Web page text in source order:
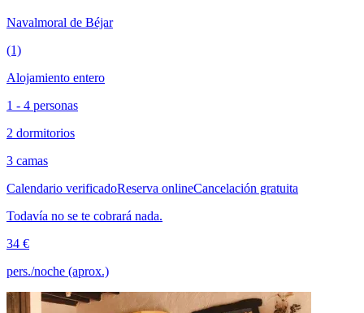
Navalmoral de Béjar
(1)
Alojamiento entero
1 - 4 personas
2 dormitorios
3 camas
Calendario verificadoReserva onlineCancelación gratuita
Todavía no se te cobrará nada.
34 €
pers./noche (aprox.)